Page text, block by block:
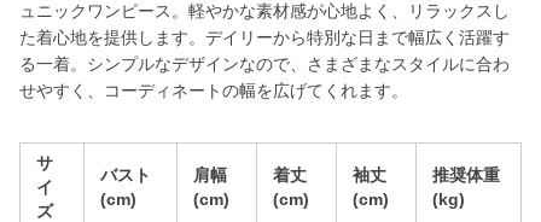
ュニックワンピース。軽やかな素材感が心地よく、リラックスし
た着心地を提供します。デイリーから特別な日まで幅広く活躍す
る一着。シンプルなデザインなので、さまざまなスタイルに合わ
せやすく、コーディネートの幅を広げてくれます。
サ
イ
ズ
バスト
(cm)
肩幅
(cm)
着丈
(cm)
袖丈
(cm)
推奨体重
(kg)